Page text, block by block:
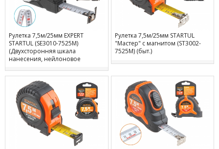
Рулетка 7,5м/25мм EXPERT
STARTUL (SE3010-7525M)
(Двухсторонняя шкала
нанесения, нейлоновое
наконечник)
Рулетка 7,5м/25мм STARTUL
"Мастер" с магнитом (ST3002-
7525М) (быт.)